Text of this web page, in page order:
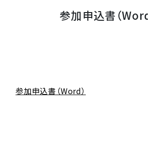
参加申込書（Word
参加申込書（Word）